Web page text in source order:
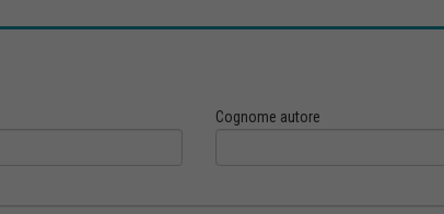
Cognome autore